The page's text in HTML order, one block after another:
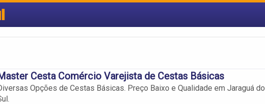
Cesta Comércio Varejista de Cestas Básicas
Opções de Cestas Básicas. Preço Baixo e Qualidade em Jaraguá do